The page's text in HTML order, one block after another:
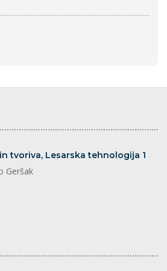
tvoriva, Lesarska tehnologija 1
Geršak